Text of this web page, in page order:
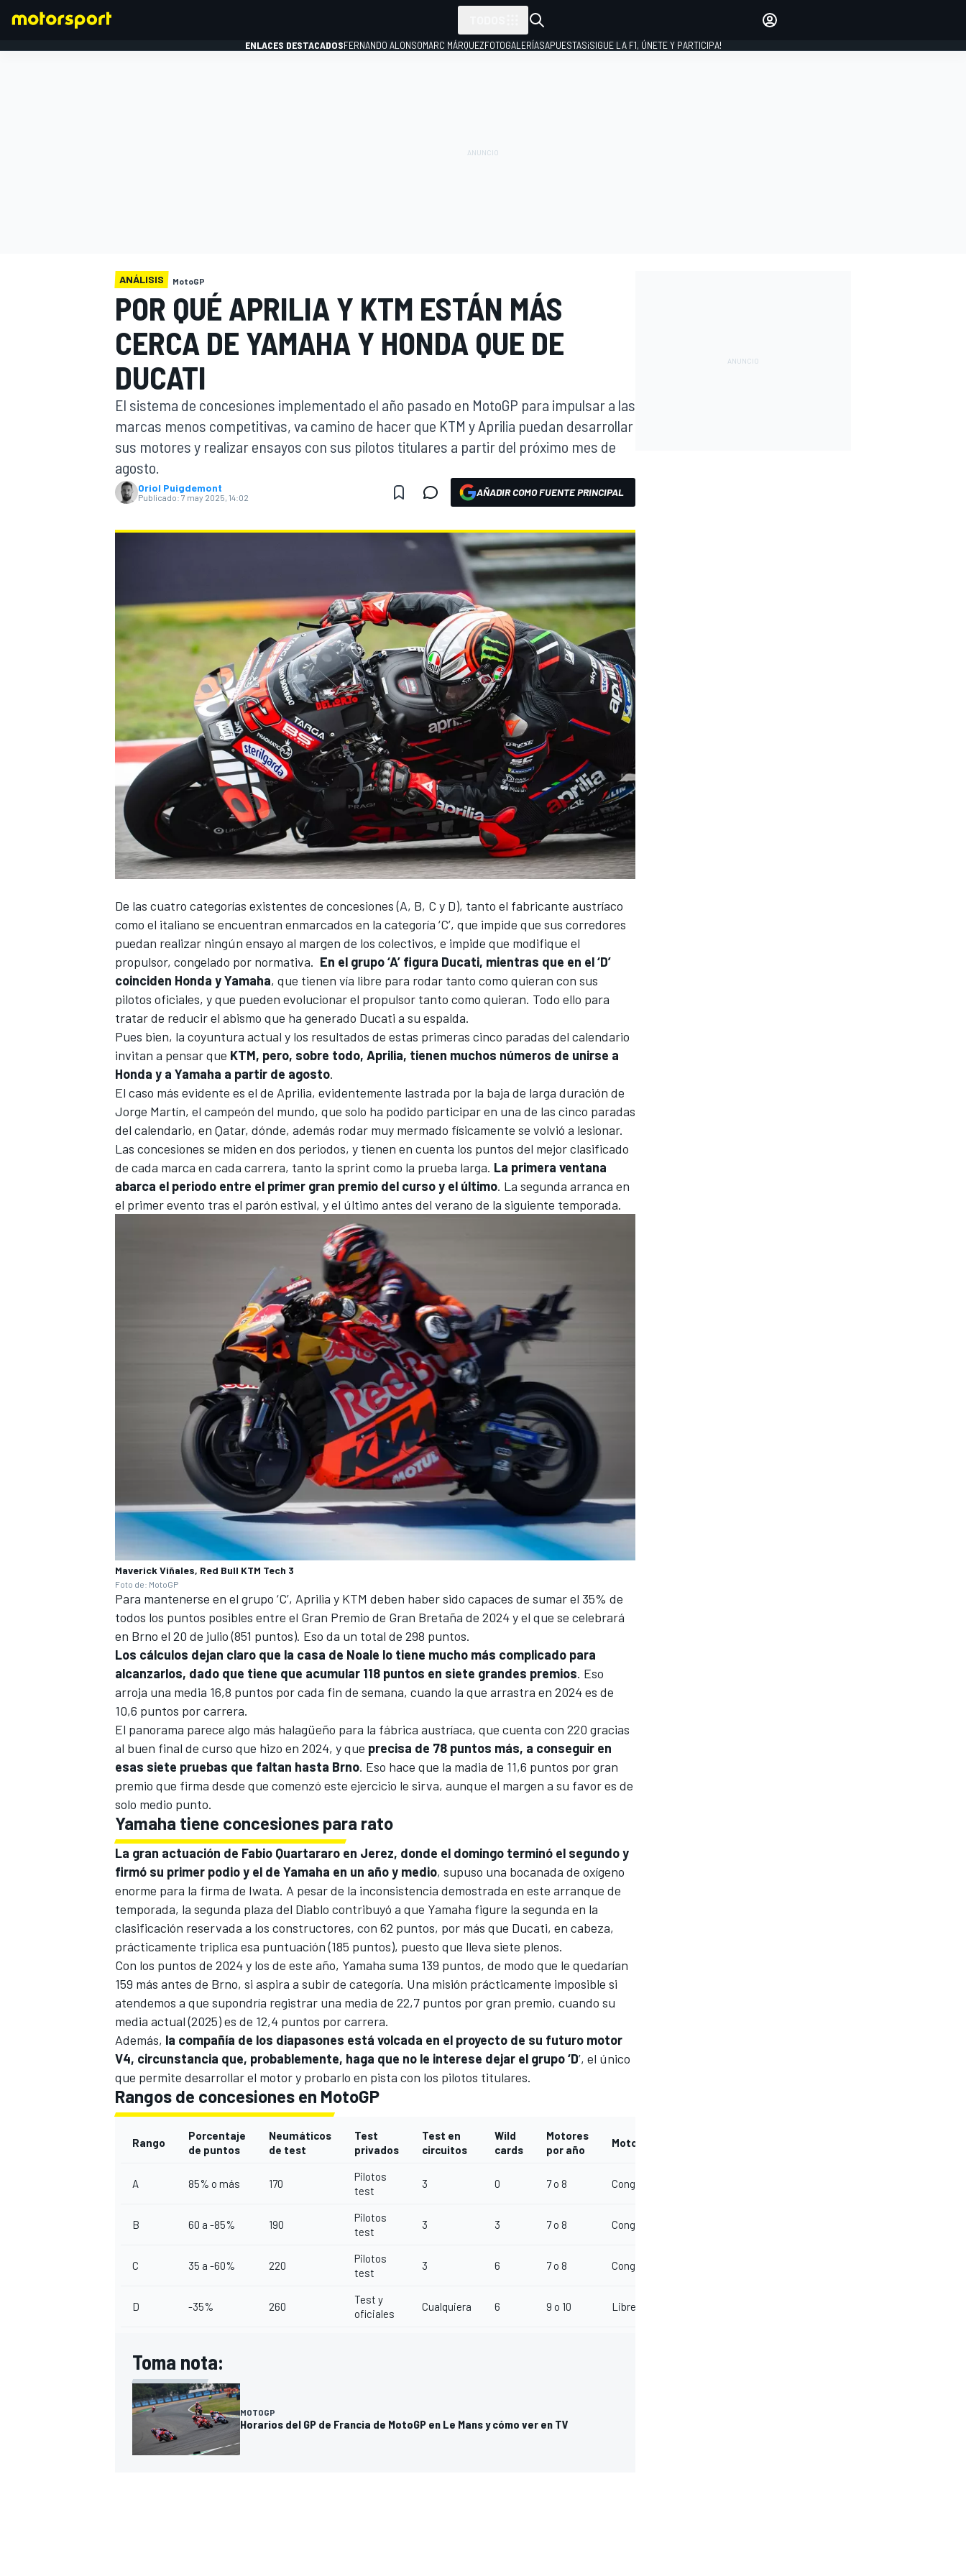
MÁS CATEGORÍAS
ENLACES DESTACADOSFERNANDO ALONSOMARC MÁRQUEZFOTOGALERÍASAPUESTAS¡SIGUE LA F1, ÚNETE Y PARTICIPA!
ANÁLISIS MotoGP
POR QUÉ APRILIA Y KTM ESTÁN MÁS
CERCA DE YAMAHA Y HONDA QUE DE
DUCATI
El sistema de concesiones implementado el año pasado en MotoGP para impulsar a las
marcas menos competitivas, va camino de hacer que KTM y Aprilia puedan desarrollar
sus motores y realizar ensayos con sus pilotos titulares a partir del próximo mes de
agosto.
Oriol Puigdemont
Publicado: 7 may 2025, 14:02 AÑADIR COMO FUENTE PRINCIPAL
De las cuatro categorías existentes de concesiones (A, B, C y D), tanto el fabricante austríaco
como el italiano se encuentran enmarcados en la categoría ‘C’, que impide que sus corredores
puedan realizar ningún ensayo al margen de los colectivos, e impide que modifique el
propulsor, congelado por normativa. En el grupo ‘A’ figura Ducati, mientras que en el ‘D’
coinciden Honda y Yamaha, que tienen vía libre para rodar tanto como quieran con sus
pilotos oficiales, y que pueden evolucionar el propulsor tanto como quieran. Todo ello para
tratar de reducir el abismo que ha generado Ducati a su espalda.
Pues bien, la coyuntura actual y los resultados de estas primeras cinco paradas del calendario
invitan a pensar que KTM, pero, sobre todo, Aprilia, tienen muchos números de unirse a
Honda y a Yamaha a partir de agosto.
El caso más evidente es el de Aprilia, evidentemente lastrada por la baja de larga duración de
Jorge Martín, el campeón del mundo, que solo ha podido participar en una de las cinco paradas
del calendario, en Qatar, dónde, además rodar muy mermado físicamente se volvió a lesionar.
Las concesiones se miden en dos periodos, y tienen en cuenta los puntos del mejor clasificado
de cada marca en cada carrera, tanto la sprint como la prueba larga. La primera ventana
abarca el periodo entre el primer gran premio del curso y el último. La segunda arranca en
el primer evento tras el parón estival, y el último antes del verano de la siguiente temporada.
Maverick Viñales, Red Bull KTM Tech 3
Foto de: MotoGP
Para mantenerse en el grupo ‘C’, Aprilia y KTM deben haber sido capaces de sumar el 35% de
todos los puntos posibles entre el Gran Premio de Gran Bretaña de 2024 y el que se celebrará
en Brno el 20 de julio (851 puntos). Eso da un total de 298 puntos.
Los cálculos dejan claro que la casa de Noale lo tiene mucho más complicado para
alcanzarlos, dado que tiene que acumular 118 puntos en siete grandes premios. Eso
arroja una media 16,8 puntos por cada fin de semana, cuando la que arrastra en 2024 es de
10,6 puntos por carrera.
El panorama parece algo más halagüeño para la fábrica austríaca, que cuenta con 220 gracias
al buen final de curso que hizo en 2024, y que precisa de 78 puntos más, a conseguir en
esas siete pruebas que faltan hasta Brno. Eso hace que la madia de 11,6 puntos por gran
premio que firma desde que comenzó este ejercicio le sirva, aunque el margen a su favor es de
solo medio punto.
Yamaha tiene concesiones para rato
La gran actuación de Fabio Quartararo en Jerez, donde el domingo terminó el segundo y
firmó su primer podio y el de Yamaha en un año y medio, supuso una bocanada de oxígeno
enorme para la firma de Iwata. A pesar de la inconsistencia demostrada en este arranque de
temporada, la segunda plaza del Diablo contribuyó a que Yamaha figure la segunda en la
clasificación reservada a los constructores, con 62 puntos, por más que Ducati, en cabeza,
prácticamente triplica esa puntuación (185 puntos), puesto que lleva siete plenos.
Con los puntos de 2024 y los de este año, Yamaha suma 139 puntos, de modo que le quedarían
159 más antes de Brno, si aspira a subir de categoría. Una misión prácticamente imposible si
atendemos a que supondría registrar una media de 22,7 puntos por gran premio, cuando su
media actual (2025) es de 12,4 puntos por carrera.
Además, la compañía de los diapasones está volcada en el proyecto de su futuro motor
V4, circunstancia que, probablemente, haga que no le interese dejar el grupo ‘D’, el único
que permite desarrollar el motor y probarlo en pista con los pilotos titulares.
Rangos de concesiones en MotoGP
Rango
Porcentaje
de puntos
Neumáticos
de test
Test
privados
Test en
circuitos
Wild
cards
Motores
por año
Motores
A 85% o más 170
Pilotos
test
3 0 7 o 8 Congelados
B 60 a -85% 190
Pilotos
test
3 3 7 o 8 Congelados
C 35 a -60% 220
Pilotos
test
3 6 7 o 8 Congelados
D -35% 260
Test y
oficiales
Cualquiera 6 9 o 10 Libres
Toma nota:
MOTOGP
Horarios del GP de Francia de MotoGP en Le Mans y cómo ver en TV